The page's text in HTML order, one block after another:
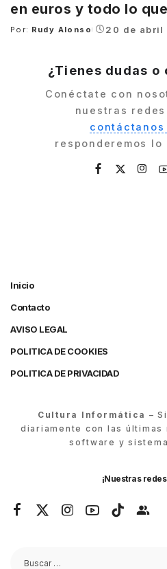
en euros y todo lo
Posted
Por: Rudy Alonso 20 de abril
¿Tienes dudas o
Conéctate con
nuestras
contáctanos
responderemos lo
Inicio
Contacto
AVISO LEGAL
POLITICA DE COOKIES
POLITICA DE PRIVACIDAD
Cultura Informática –
diariamente con las
software y
¡Nuestras